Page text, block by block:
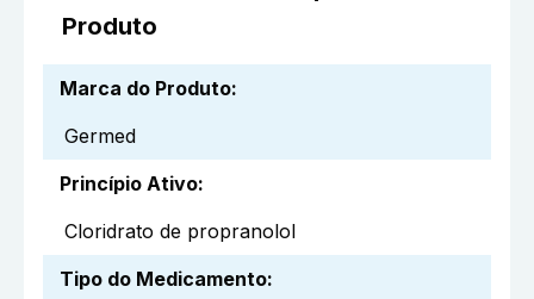
Produto
Marca do Produto:
Germed
Princípio Ativo:
Cloridrato de propranolol
Tipo do Medicamento: